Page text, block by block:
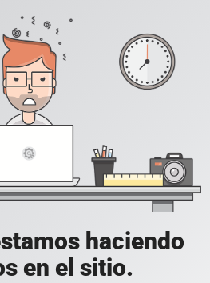
haciendo
en el sitio.